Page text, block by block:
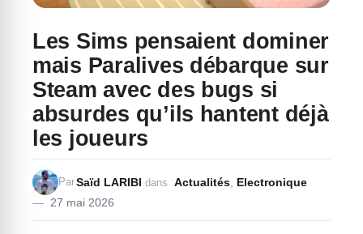
Les Sims pensaient dominer
mais Paralives débarque sur
Steam avec des bugs si
absurdes qu’ils hantent déjà
les joueurs
27 mai 2026
ParSaïd LARIBI dans Actualités Electronique